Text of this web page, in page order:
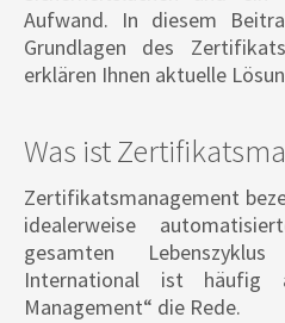
Aufwand. In diesem
Grundlagen des
erklären Ihnen aktuelle
Was ist
Zertifikatsmanagement
idealerweise
gesamten
International ist häufig
Management“ die Rede.